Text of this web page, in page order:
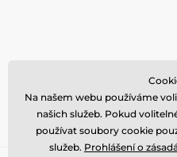
Na našem webu používáme
našich služeb. Pokud
používat soubory cookie
služeb. Prohlášení o